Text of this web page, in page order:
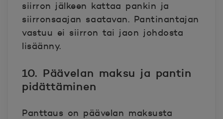
siirron jälkeen kattaa pankin ja
siirronsaajan saatavan. Pantinantajan
vastuu ei siirron tai jaon johdosta
lisäänny.
10. Päävelan maksu ja pantin
pidättäminen
Panttaus on päävelan maksusta